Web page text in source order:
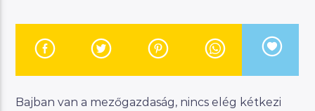
Manna FM
Bajban van a mezőgazdaság, nincs elég kétkezi